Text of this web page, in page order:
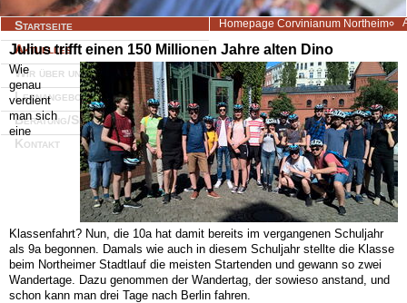
Navigation
überspringen
Startseite
Aktuelles
Wir über uns
Lernangebote
Beratung/Service
Kontakt
Homepage Corvinianum Northeim
Julius trifft einen 150 Millionen Jahre alten Dino
Wie
genau
verdient
man sich
eine
Klassenfahrt? Nun, die 10a hat damit bereits im vergangenen Schuljahr
als 9a begonnen. Damals wie auch in diesem Schuljahr stellte die Klasse
beim Northeimer Stadtlauf die meisten Startenden und gewann so zwei
Wandertage. Dazu genommen der Wandertag, der sowieso anstand, und
schon kann man drei Tage nach Berlin fahren.